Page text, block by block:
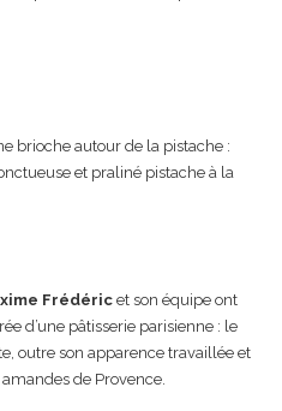
brioche autour de la pistache :
et praliné pistache à la
Frédéric et son équipe ont
d’une pâtisserie parisienne : le
outre son apparence travaillée et
de Provence.